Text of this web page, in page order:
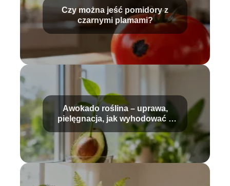
Czy można jeść pomidory z
czarnymi plamami?
Awokado roślina – uprawa,
pielęgnacja, jak wyhodować z
pestki?